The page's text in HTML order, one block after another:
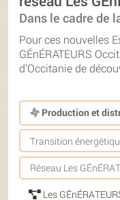
Dans le cadre de
Pour ces nouvelles
GÉnÉRATEURS
d’Occitanie de
Production et
Transition
Réseau Les
Les